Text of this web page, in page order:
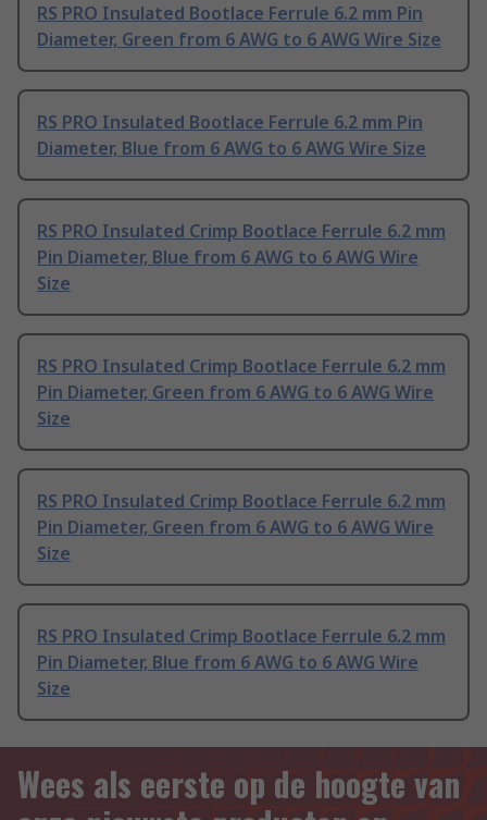
RS PRO Insulated Bootlace Ferrule 6.2 mm Pin
Diameter, Green from 6 AWG to 6 AWG Wire Size
RS PRO Insulated Bootlace Ferrule 6.2 mm Pin
Diameter, Blue from 6 AWG to 6 AWG Wire Size
RS PRO Insulated Crimp Bootlace Ferrule 6.2 mm
Pin Diameter, Blue from 6 AWG to 6 AWG Wire
Size
RS PRO Insulated Crimp Bootlace Ferrule 6.2 mm
Pin Diameter, Green from 6 AWG to 6 AWG Wire
Size
RS PRO Insulated Crimp Bootlace Ferrule 6.2 mm
Pin Diameter, Green from 6 AWG to 6 AWG Wire
Size
RS PRO Insulated Crimp Bootlace Ferrule 6.2 mm
Pin Diameter, Blue from 6 AWG to 6 AWG Wire
Size
Wees als eerste op de hoogte van